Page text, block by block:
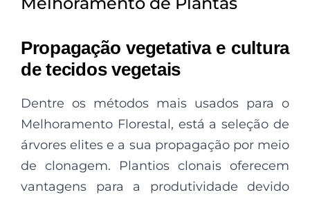
Propagação vegetativa e cultura
de tecidos vegetais
Dentre os métodos mais usados para o
Melhoramento Florestal, está a seleção de
árvores elites e a sua propagação por meio
de clonagem. Plantios clonais oferecem
vantagens para a produtividade devido